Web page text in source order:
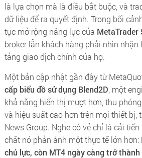
là lựa chọn mà là điều bắt buộc, và
dữ liệu để ra quyết định. Trong bối
tục mở rộng năng lực của MetaTrader
broker lẫn khách hàng phải nhìn nhận
tảng giao dịch chính của họ.
Một bản cập nhật gần đây từ
cấp biểu đồ sử dụng Blend2D , một
khả năng hiển thị mượt hơn, thu
và hiệu suất cao hơn trên mọi thiết bị,
News Group. Nghe có vẻ chỉ là cải
chất nó phản ánh một thực tế lớn hơn:
chủ lực, còn MT4 ngày càng trở